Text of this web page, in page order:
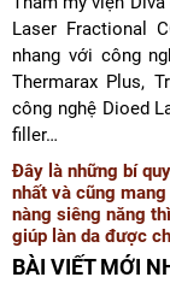
Laser Fractional
nhang với công
Thermarax Plus,
công nghệ Dioed
filler…
Đây là những bí
nhất và cũng
nàng siêng năng
giúp làn da được
BÀI VIẾT MỚI